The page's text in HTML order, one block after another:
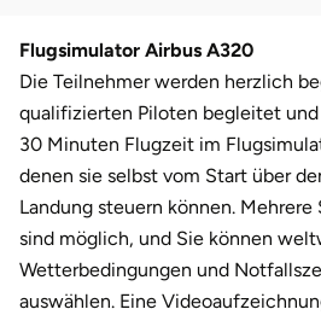
Flugsimulator Airbus A320
Die Teilnehmer werden herzlich
qualifizierten Piloten begleitet
30 Minuten Flugzeit im
denen sie selbst vom Start über
Landung steuern können. Mehrere
sind möglich, und Sie können
Wetterbedingungen und
auswählen. Eine
Deggendorf
Dessau
Dietzenbach
Dingolfing
sächsische Schweiz